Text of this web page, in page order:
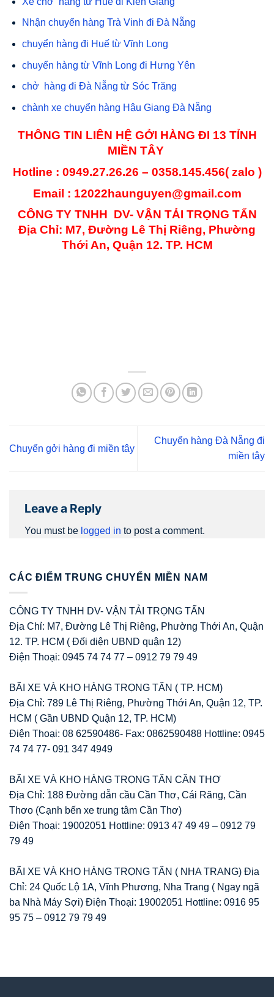
Nhận chuyển hàng Trà Vinh đi Đà Nẵng
chuyển hàng đi Huế từ Vĩnh Long
chuyển hàng từ Vĩnh Long đi Hưng Yên
chở hàng đi Đà Nẵng từ Sóc Trăng
chành xe chuyển hàng Hậu Giang Đà Nẵng
THÔNG TIN LIÊN HỆ GỞI HÀNG ĐI 13 TỈNH
MIỀN TÂY
Hotline : 0949.27.26.26 – 0358.145.456( zalo )
Email : 12022haunguyen@gmail.com
CÔNG TY TNHH DV- VẬN TẢI TRỌNG TẤN
Địa Chỉ: M7, Đường Lê Thị Riêng, Phường
Thới An, Quận 12. TP. HCM
Chuyển gởi hàng đi miền tây
Chuyển hàng Đà Nẵng đi
miền tây
Leave a Reply
You must be logged in to post a comment.
CÁC ĐIỂM TRUNG CHUYỂN MIỀN NAM
CÔNG TY TNHH DV- VẬN TẢI TRỌNG TẤN
Địa Chỉ: M7, Đường Lê Thị Riêng, Phường Thới An, Quận
12. TP. HCM ( Đối diện UBND quận 12)
Điện Thoại: 0945 74 74 77 – 0912 79 79 49
BÃI XE VÀ KHO HÀNG TRỌNG TẤN ( TP. HCM)
Địa Chỉ: 789 Lê Thị Riêng, Phường Thới An, Quận 12, TP.
HCM ( Gần UBND Quận 12, TP. HCM)
Điện Thoại: 08 62590486- Fax: 0862590488 Hottline: 0945
74 74 77- 091 347 4949
BÃI XE VÀ KHO HÀNG TRỌNG TẤN CẦN THƠ
Địa Chỉ: 188 Đường dẫn cầu Cần Thơ, Cái Răng, Cần
Thơo (Cạnh bến xe trung tâm Cần Thơ)
Điện Thoại: 19002051 Hottline: 0913 47 49 49 – 0912 79
79 49
BÃI XE VÀ KHO HÀNG TRỌNG TẤN ( NHA TRANG) Địa
Chỉ: 24 Quốc Lộ 1A, Vĩnh Phương, Nha Trang ( Ngay ngã
ba Nhà Máy Sợi) Điện Thoại: 19002051 Hottline: 0916 95
95 75 – 0912 79 79 49